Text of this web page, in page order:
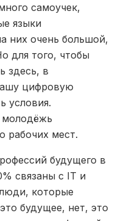
самоучек,
языки
них очень большой,
для того, чтобы
здесь, в
цифровую
условия.
молодёжь
рабочих мест.
будущего в
связаны с IT и
которые
будущее, нет, это